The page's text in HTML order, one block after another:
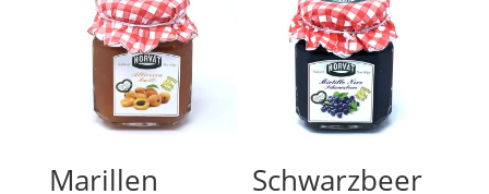
Marillen Schwarzbeer